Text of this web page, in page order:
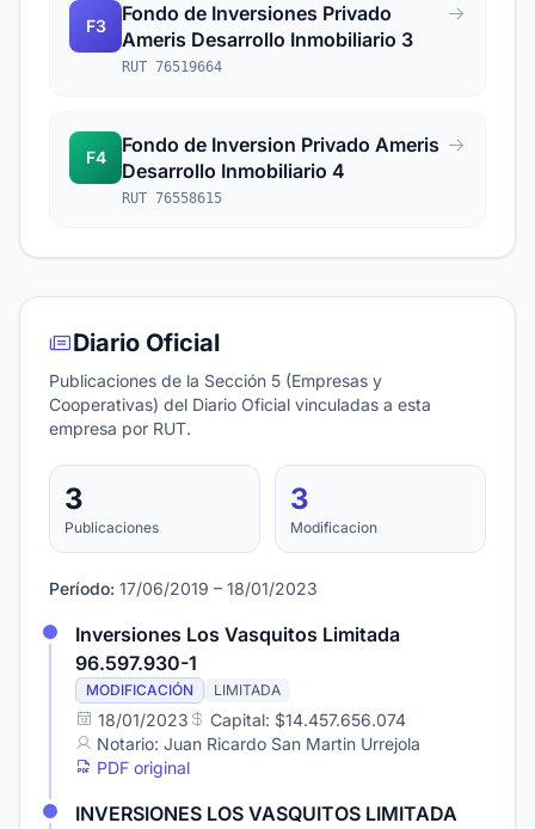
F3
Fondo de Inversiones Privado
Ameris Desarrollo Inmobiliario 3
RUT 76519664
F4
Fondo de Inversion Privado Ameris
Desarrollo Inmobiliario 4
RUT 76558615
Diario Oficial
Publicaciones de la Sección 5 (Empresas y
Cooperativas) del Diario Oficial vinculadas a esta
empresa por RUT.
3
Publicaciones
3
Modificacion
Período: 17/06/2019 – 18/01/2023
Inversiones Los Vasquitos Limitada
96.597.930-1
MODIFICACIÓN LIMITADA
18/01/2023
Capital: $14.457.656.074
Notario: Juan Ricardo San Martin Urrejola
PDF original
INVERSIONES LOS VASQUITOS LIMITADA